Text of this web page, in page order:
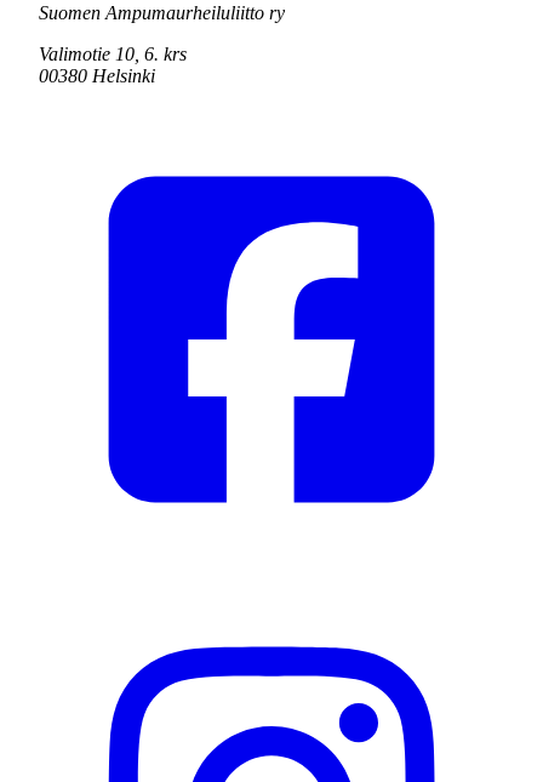
Suomen Ampumaurheiluliitto ry
Valimotie 10, 6. krs
00380 Helsinki